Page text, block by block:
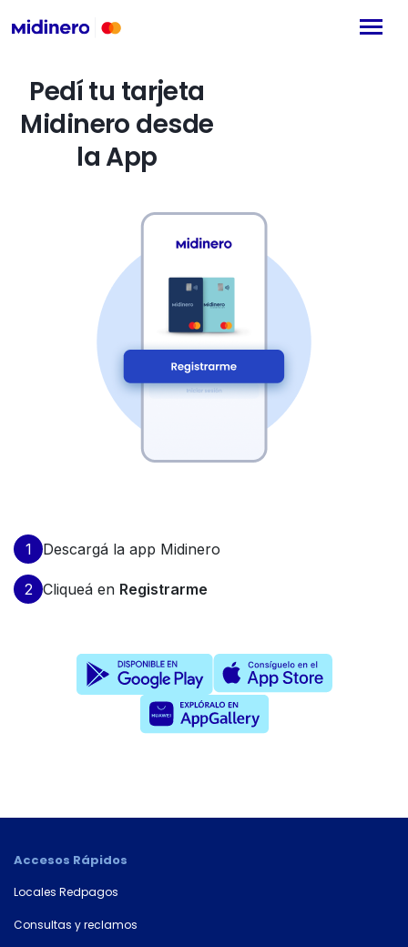
×
Consultá
Pedí tu tarjeta
Midinero desde
la App
Descargá la app Midinero
Cliqueá en Registrarme
Accesos Rápidos
Locales Redpagos
Consultas y reclamos